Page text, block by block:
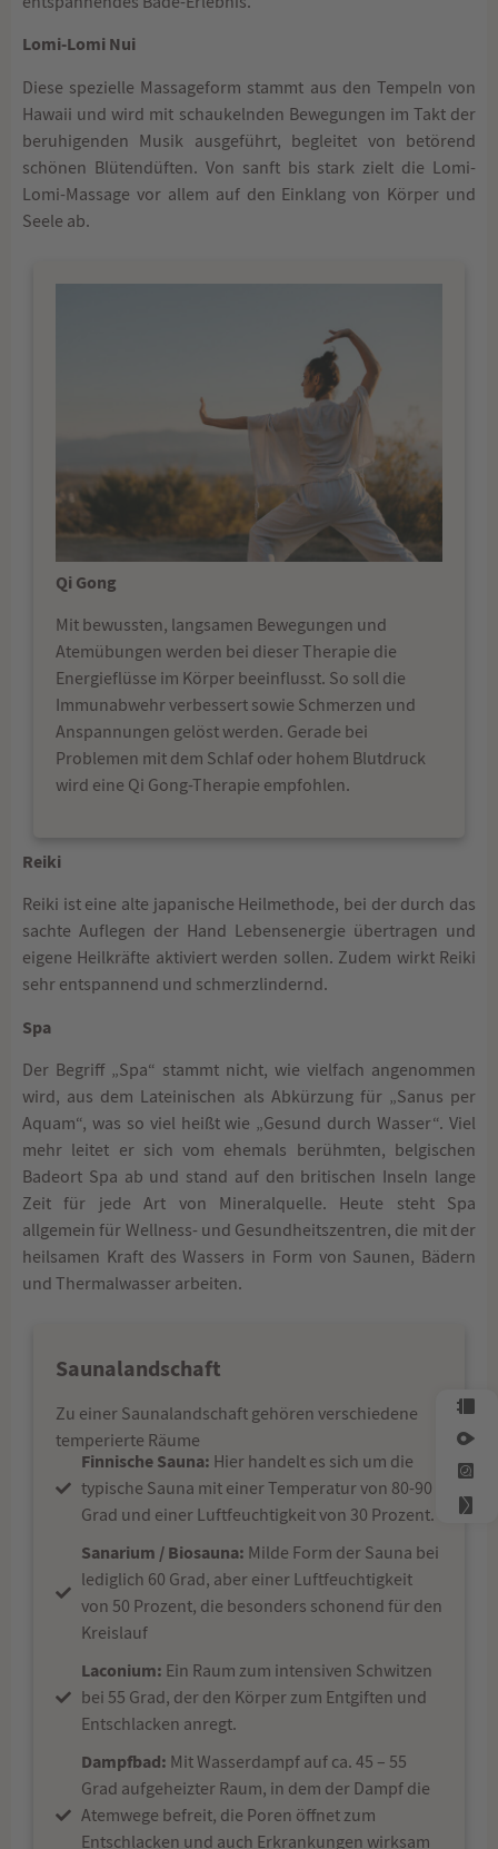
Lomi-Lomi Nui
Diese spezielle Massageform stammt aus den Tempeln von
Hawaii und wird mit schaukelnden Bewegungen im Takt der
beruhigenden Musik ausgeführt, begleitet von betörend
schönen Blütendüften. Von sanft bis stark zielt die Lomi-
Lomi-Massage vor allem auf den Einklang von Körper und
Seele ab.
Qi Gong
Mit bewussten, langsamen Bewegungen und
Atemübungen werden bei dieser Therapie die
Energieflüsse im Körper beeinflusst. So soll die
Immunabwehr verbessert sowie Schmerzen und
Anspannungen gelöst werden. Gerade bei
Problemen mit dem Schlaf oder hohem Blutdruck
wird eine Qi Gong-Therapie empfohlen.
Reiki
Reiki ist eine alte japanische Heilmethode, bei der durch das
sachte Auflegen der Hand Lebensenergie übertragen und
eigene Heilkräfte aktiviert werden sollen. Zudem wirkt Reiki
sehr entspannend und schmerzlindernd.
Spa
Der Begriff „Spa“ stammt nicht, wie vielfach angenommen
wird, aus dem Lateinischen als Abkürzung für „Sanus per
Aquam“, was so viel heißt wie „Gesund durch Wasser“. Viel
mehr leitet er sich vom ehemals berühmten, belgischen
Badeort Spa ab und stand auf den britischen Inseln lange
Zeit für jede Art von Mineralquelle. Heute steht Spa
allgemein für Wellness- und Gesundheitszentren, die mit der
heilsamen Kraft des Wassers in Form von Saunen, Bädern
und Thermalwasser arbeiten.
Saunalandschaft
Zu einer Saunalandschaft gehören verschiedene
temperierte Räume
Finnische Sauna: Hier handelt es sich um die
typische Sauna mit einer Temperatur von 80-90
Grad und einer Luftfeuchtigkeit von 30 Prozent.
Sanarium / Biosauna: Milde Form der Sauna bei
lediglich 60 Grad, aber einer Luftfeuchtigkeit
von 50 Prozent, die besonders schonend für den
Kreislauf
Laconium: Ein Raum zum intensiven Schwitzen
bei 55 Grad, der den Körper zum Entgiften und
Entschlacken anregt.
Dampfbad: Mit Wasserdampf auf ca. 45 – 55
Grad aufgeheizter Raum, in dem der Dampf die
Atemwege befreit, die Poren öffnet zum
Entschlacken und auch Erkrankungen wirksam